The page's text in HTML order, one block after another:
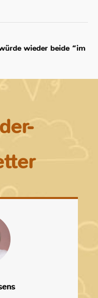
wieder beide “im